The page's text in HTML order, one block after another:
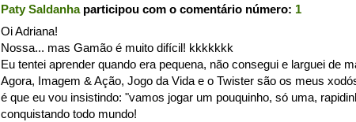
Paty Saldanhaparticipou com o comentário número: 1
Oi Adriana!
Nossa... mas Gamão é muito difícil! kkkkkkk
Eu tentei aprender quando era pequena, não consegui e larguei de
Agora, Imagem & Ação, Jogo da Vida e o Twister são os meus
é que eu vou insistindo: "vamos jogar um pouquinho, só uma,
conquistando todo mundo!